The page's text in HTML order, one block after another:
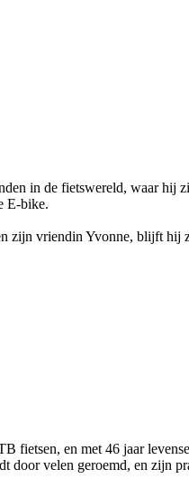
in de fietswereld, waar hij
E-bike.
zijn vriendin Yvonne, blijft
fietsen, en met 46 jaar
door velen geroemd, en zijn